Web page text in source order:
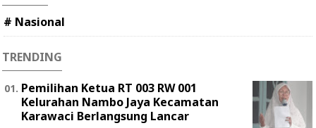
# Nasional
TRENDING
Pemilihan Ketua RT 003 RW 001
Kelurahan Nambo Jaya Kecamatan
Karawaci Berlangsung Lancar